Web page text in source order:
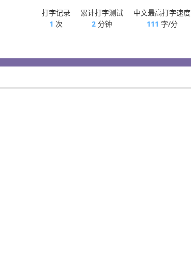
打字记录
1 次
累计打字测试
2 分钟
中文最高打字速度
111 字/分